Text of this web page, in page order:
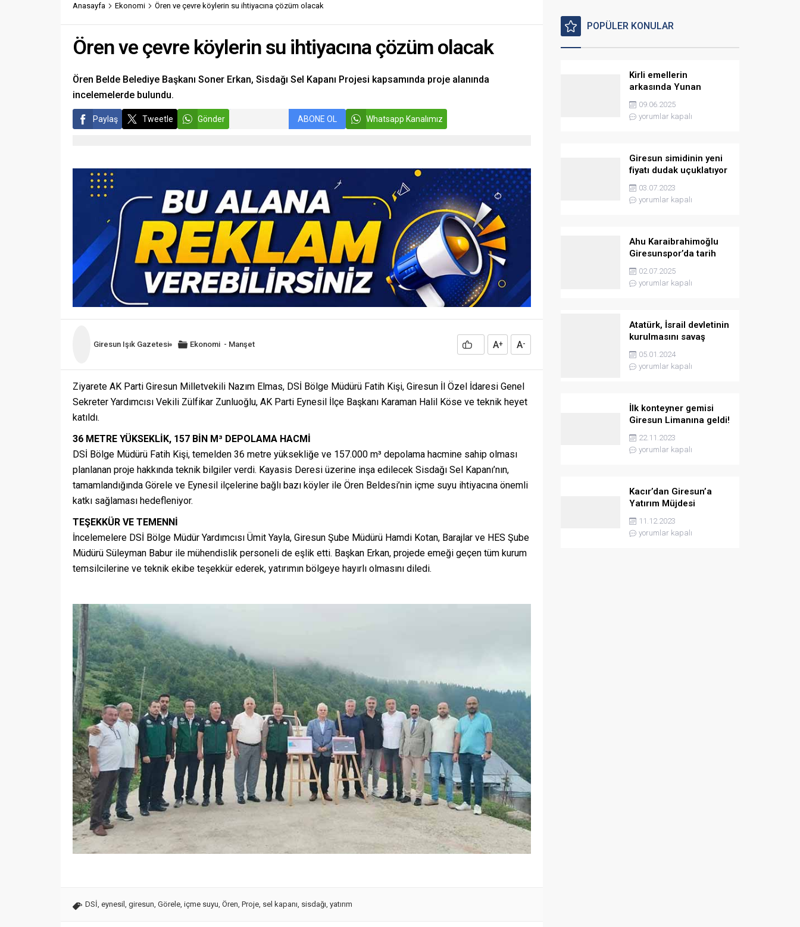
Anasayfa Ekonomi Ören ve çevre köylerin su ihtiyacına çözüm olacak
Ören ve çevre köylerin su ihtiyacına çözüm olacak
Ören Belde Belediye Başkanı Soner Erkan, Sisdağı Sel Kapanı Projesi kapsamında proje alanında
incelemelerde bulundu.
Paylaş Tweetle Gönder ABONE OL Whatsapp Kanalımız
Giresun Işık Gazetesi Ekonomi - Manşet A+ A-
Ziyarete AK Parti Giresun Milletvekili Nazım Elmas, DSİ Bölge Müdürü Fatih Kişi, Giresun İl Özel İdaresi Genel
Sekreter Yardımcısı Vekili Zülfikar Zunluoğlu, AK Parti Eynesil İlçe Başkanı Karaman Halil Köse ve teknik heyet
katıldı.
36 METRE YÜKSEKLİK, 157 BİN M³ DEPOLAMA HACMİ
DSİ Bölge Müdürü Fatih Kişi, temelden 36 metre yüksekliğe ve 157.000 m³ depolama hacmine sahip olması
planlanan proje hakkında teknik bilgiler verdi. Kayasis Deresi üzerine inşa edilecek Sisdağı Sel Kapanı’nın,
tamamlandığında Görele ve Eynesil ilçelerine bağlı bazı köyler ile Ören Beldesi’nin içme suyu ihtiyacına önemli
katkı sağlaması hedefleniyor.
TEŞEKKÜR VE TEMENNİ
İncelemelere DSİ Bölge Müdür Yardımcısı Ümit Yayla, Giresun Şube Müdürü Hamdi Kotan, Barajlar ve HES Şube
Müdürü Süleyman Babur ile mühendislik personeli de eşlik etti. Başkan Erkan, projede emeği geçen tüm kurum
temsilcilerine ve teknik ekibe teşekkür ederek, yatırımın bölgeye hayırlı olmasını diledi.
DSİ, eynesil , giresun, Görele, içme suyu, Ören, Proje, sel kapanı, sisdağı, yatırım
POPÜLER KONULAR
Kirli emellerin
arkasında Yunan
istihbaratı var
09.06.2025
yorumlar kapalı
Giresun simidinin yeni
fiyatı dudak uçuklatıyor
03.07.2023
yorumlar kapalı
Ahu Karaibrahimoğlu
Giresunspor’da tarih
yazmaya hazırlanıyor
02.07.2025
yorumlar kapalı
Atatürk, İsrail devletinin
kurulmasını savaş
sebebi olarak ilân
etmişti
05.01.2024
yorumlar kapalı
İlk konteyner gemisi
Giresun Limanına geldi!
22.11.2023
yorumlar kapalı
Kacır’dan Giresun’a
Yatırım Müjdesi
11.12.2023
yorumlar kapalı